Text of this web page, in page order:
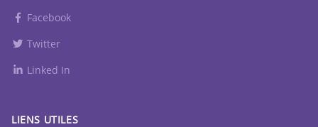
Facebook
Twitter
Linked In
LIENS UTILES